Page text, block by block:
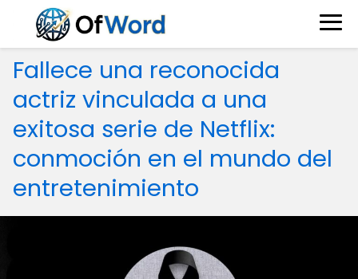
Fallece una reconocida
actriz vinculada a una
exitosa serie de Netflix:
conmoción en el mundo del
entretenimiento